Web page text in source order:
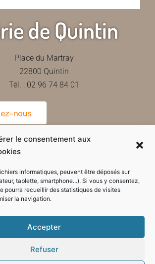
le consentement aux
informatiques, peuvent être déposés sur
tablette, smartphone...). Si vous y consentez,
pourra recueillir des statistiques de visites
la navigation.
Accepter
Refuser
de Quintin
Place du Martray
22800 Quintin
Tél. : 02 96 74 84 01
nous
d'ouverture de la mairie